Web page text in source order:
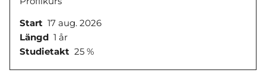
Start 17 aug. 2026
Längd 1 år
Studietakt 25 %